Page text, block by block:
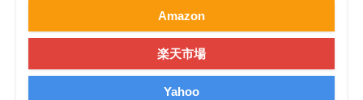
マーケ×ITの今がよく分かる
ITエンジニア向け専門サイト
企業向けIT製品の総合サイト
Amazon
楽天市場
Yahoo